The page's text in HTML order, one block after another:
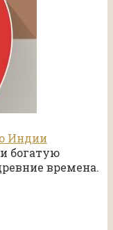
Индии
богатую
времена.